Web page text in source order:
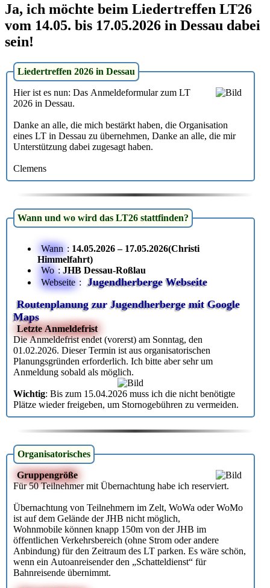
Ja, ich möchte beim Liedertreffen LT26
vom 14.05. bis 17.05.2026 in Dessau dabei
sein!
Liedertreffen 2026 in Dessau
Hier ist es nun: Das Anmeldeformular zum LT
2026 in Dessau.
Danke an alle, die mich bestärkt haben, die Organisation
eines LT in Dessau zu übernehmen, Danke an alle, die mir
Unterstützung dabei zugesagt haben.
Clemens
Wann und wo wird das LT26 stattfinden?
Wann : 14.05.2026 – 17.05.2026(Christi
Himmelfahrt)
Wo : JHB Dessau-Roßlau
Webseite :
Jugendherberge Webseite
Routenplanung zur Jugendherberge mit Google
Maps
Letzte Anmeldefrist
Die Anmeldefrist endet (vorerst) am Sonntag, den
01.02.2026. Dieser Termin ist aus organisatorischen
Planungsgründen erforderlich. Ich bitte aber sehr um
Anmeldung sobald als möglich.
Wichtig: Bis zum 15.04.2026 muss ich die nicht benötigte
Plätze wieder freigeben, um Stornogebühren zu vermeiden.
Organisatorisches
Gruppengröße
Für 50 Teilnehmer mit Übernachtung habe ich reserviert.
Übernachtung von Teilnehmern im Zelt, WoWa oder WoMo
ist auf dem Gelände der JHB nicht möglich,
Wohnmobile können knapp 150m von der JHB im
öffentlichen Verkehrsbereich (ohne Strom oder andere
Anbindung) für den Zeitraum des LT parken. Es wäre schön,
wenn ein Autoanreisender den „Schatteldienst“ für
Bahnreisende übernimmt.